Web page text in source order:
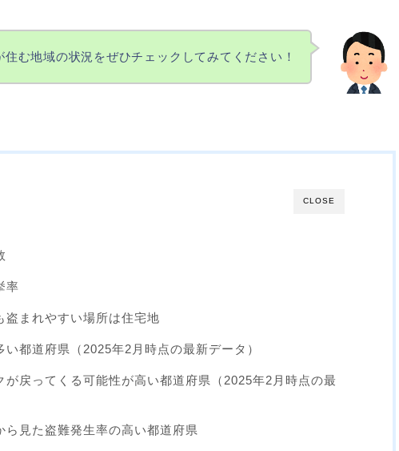
住む地域の状況をぜひチェックしてみてください！
CLOSE
率
盗まれやすい場所は住宅地
い都道府県（2025年2月時点の最新データ）
が戻ってくる可能性が高い都道府県（2025年2月時点の最
ら見た盗難発生率の高い都道府県